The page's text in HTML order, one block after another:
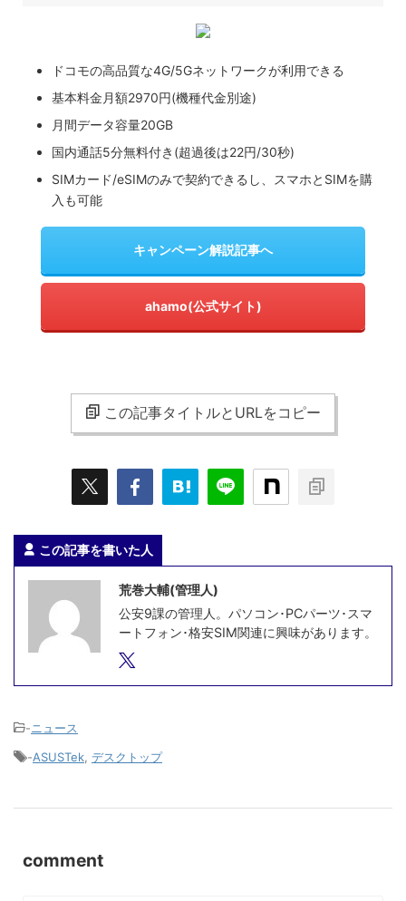
ドコモの高品質な4G/5Gネットワークが利用できる
基本料金月額2970円(機種代金別途)
月間データ容量20GB
国内通話5分無料付き(超過後は22円/30秒)
SIMカード/eSIMのみで契約できるし、スマホとSIMを購
入も可能
キャンペーン解説記事へ
ahamo(公式サイト)
この記事タイトルとURLをコピー
この記事を書いた人
荒巻大輔(管理人)
公安9課の管理人。パソコン･PCパーツ･スマ
ートフォン･格安SIM関連に興味があります。
-ニュース
-ASUSTek, デスクトップ
comment